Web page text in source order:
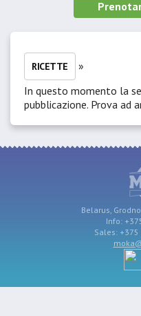
RICETTE
»
In questo momento la
pubblicazione. Prova ad
Belarus,
Info:
Sales: